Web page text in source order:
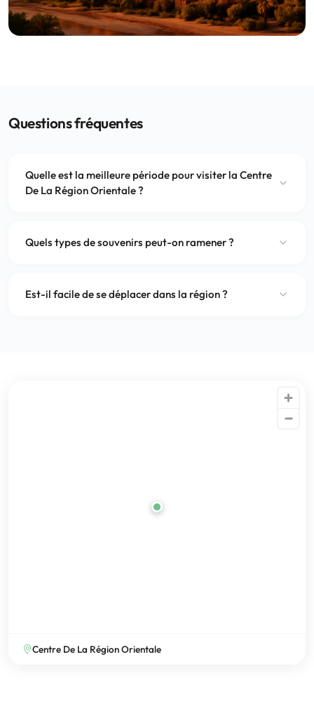
Questions fréquentes
Quelle est la meilleure période pour visiter la Centre
De La Région Orientale ?
Quels types de souvenirs peut-on ramener ?
Est-il facile de se déplacer dans la région ?
Centre De La Région Orientale